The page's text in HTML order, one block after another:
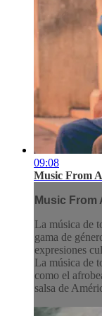
09:08
Music From
Music From
La música de
gama de
expresiones
La música de
como el
salsa de